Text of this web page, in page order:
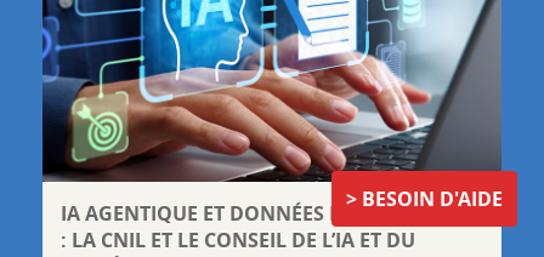
IA AGENTIQUE ET DONNÉES PERSONNELLES
: LA CNIL ET LE CONSEIL DE L’IA ET DU
BESOIN D'AIDE